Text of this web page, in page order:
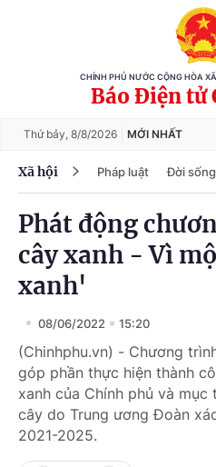
CHÍNH PHỦ NƯỚC CỘNG HÒA
Báo Điện tử
Thứ bảy, 8/8/2026 MỚI NHẤT
Xã hội Pháp luật Đời sống
Phát động
cây xanh - Vì
xanh'
08/06/2022 15:20
(Chinhphu.vn) - Chương
góp phần thực hiện thành
xanh của Chính phủ và
cây do Trung ương Đoàn
2021-2025.